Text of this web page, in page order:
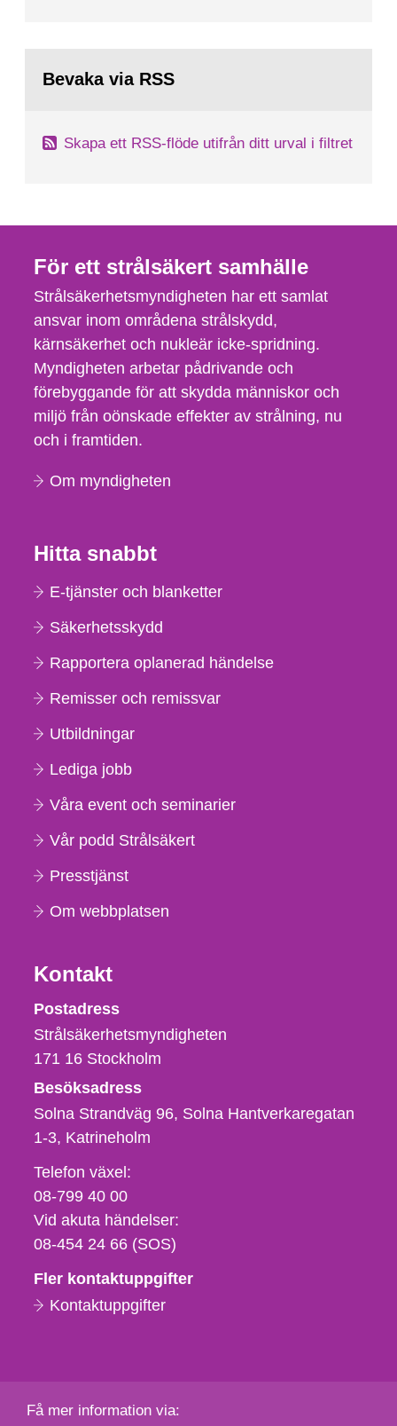
Bevaka via RSS
Skapa ett RSS-flöde utifrån ditt urval i filtret
För ett strålsäkert samhälle
Strålsäkerhetsmyndigheten har ett samlat
ansvar inom områdena strålskydd,
kärnsäkerhet och nukleär icke-spridning.
Myndigheten arbetar pådrivande och
förebyggande för att skydda människor och
miljö från oönskade effekter av strålning, nu
och i framtiden.
Om myndigheten
Hitta snabbt
E-tjänster och blanketter
Säkerhetsskydd
Rapportera oplanerad händelse
Remisser och remissvar
Utbildningar
Lediga jobb
Våra event och seminarier
Vår podd Strålsäkert
Presstjänst
Om webbplatsen
Kontakt
Strålsäkerhetsmyndigheten
Postadress
Strålsäkerhetsmyndigheten
171 16 Stockholm
Besöksadress
Solna Strandväg 96, Solna Hantverkaregatan
1-3 Katrineholm
Telefon,
fax
och
e-
Telefon växel:
08-799 40 00
Vid akuta händelser:
08-454 24 66 (SOS)
Fler kontaktuppgifter
Kontaktuppgifter
Få mer information via: